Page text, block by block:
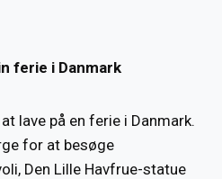
ferie i Danmark
lave på en ferie i Danmark.
for at besøge
Den Lille Havfrue-statue